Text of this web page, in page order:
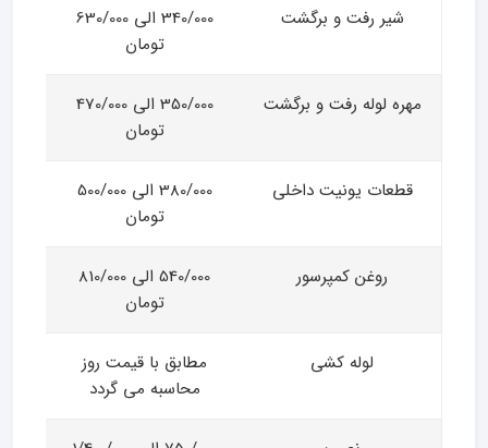
شیر رفت و برگشت
340/000 الی 630/000
تومان
مهره لوله رفت و برگشت
350/000 الی 470/000
تومان
قطعات یونیت داخلی
380/000 الی 500/000
تومان
روغن کمپرسور
540/000 الی 810/000
تومان
لوله کشی
مطابق با قیمت روز
محاسبه می گردد